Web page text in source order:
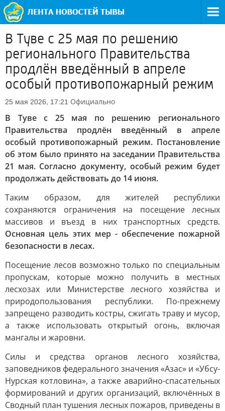
В Туве с 25 мая по решению
регионального Правительства
продлён введённый в апреле
особый противопожарный режим
25 мая 2026, 17:21 Официально
В Туве с 25 мая по решению регионального
Правительства продлён введённый в апреле
особый противопожарный режим. Постановление
об этом было принято на заседании Правительства
21 мая. Согласно документу, особый режим будет
продолжать действовать до 14 июня.
Таким образом, для жителей республики
сохраняются ограничения на посещение лесных
массивов и въезд в них транспортных средств.
Основная цель этих мер - обеспечение пожарной
безопасности в лесах.
Посещение лесов возможно только по специальным
пропускам, которые можно получить в местных
лесхозах или Министерстве лесного хозяйства и
природопользования республики. По-прежнему
запрещено разводить костры, сжигать траву и мусор,
а также использовать открытый огонь, включая
мангалы и жаровни.
Силы и средства органов лесного хозяйства,
заповедников федерального значения «Азас» и «Убсу-
Нурская котловина», а также аварийно-спасательных
формирований и других организаций, включённых в
Сводный план тушения лесных пожаров, приведены в